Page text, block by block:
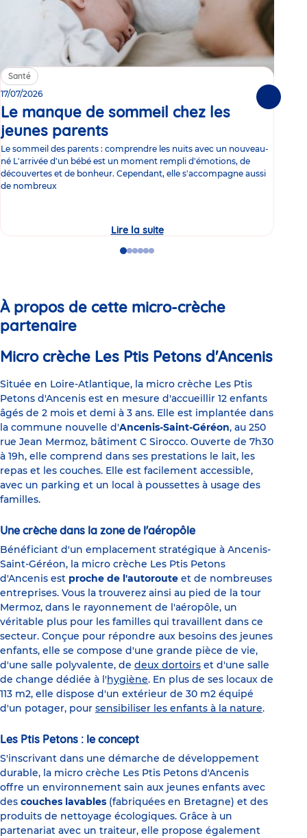
Santé
17/07/2026
Le manque de sommeil chez les
jeunes parents
Le sommeil des parents : comprendre les nuits avec un nouveau-
né L'arrivée d'un bébé est un moment rempli d'émotions, de
découvertes et de bonheur. Cependant, elle s'accompagne aussi
de nombreux
Lire la suiteLe
manque
parents
GoGoGoGo
GoGo
À propos de cette micro-crèche
partenaire
Micro crèche Les Ptis Petons d'Ancenis
Située en Loire-Atlantique, la micro crèche Les Ptis
Petons d'Ancenis est en mesure d'accueillir 12 enfants
âgés de 2 mois et demi à 3 ans. Elle est implantée dans
la commune nouvelle d'Ancenis-Saint-Géréon, au 250
rue Jean Mermoz, bâtiment C Sirocco. Ouverte de 7h30
à 19h, elle comprend dans ses prestations le lait, les
repas et les couches. Elle est facilement accessible,
avec un parking et un local à poussettes à usage des
familles.
Une crèche dans la zone de l'aéropôle
Bénéficiant d'un emplacement stratégique à Ancenis-
Saint-Géréon, la micro crèche Les Ptis Petons
d'Ancenis est proche de l'autoroute et de nombreuses
entreprises. Vous la trouverez ainsi au pied de la tour
Mermoz, dans le rayonnement de l'aéropôle, un
véritable plus pour les familles qui travaillent dans ce
secteur. Conçue pour répondre aux besoins des jeunes
enfants, elle se compose d'une grande pièce de vie,
d'une salle polyvalente, de deux dortoirs et d'une salle
de change dédiée à l'hygiène. En plus de ses locaux de
113 m2, elle dispose d'un extérieur de 30 m2 équipé
d'un potager, pour sensibiliser les enfants à la nature.
Les Ptis Petons : le concept
S'inscrivant dans une démarche de développement
durable, la micro crèche Les Ptis Petons d'Ancenis
offre un environnement sain aux jeunes enfants avec
des couches lavables (fabriquées en Bretagne) et des
produits de nettoyage écologiques. Grâce à un
partenariat avec un traiteur, elle propose également